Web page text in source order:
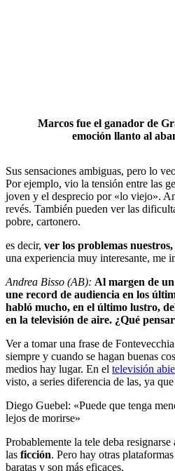
Marcos fue el ganador de
emoción llanto al
Sus sensaciones ambiguas, pero lo
Por ejemplo, vio la tensión entre las
joven y el desprecio por «lo viejo».
revés. También pueden ver las
pobre, cartonero.
es decir, ver los problemas
una experiencia muy interesante, me
Andrea Bisso (AB): Al margen de
une record de audiencia en los
habló mucho, en el último lustro,
en la televisión de aire. ¿Qué
Ver a tomar una frase de
siempre y cuando se hagan buenas
medios hay lugar. En el televisión
visto, a series diferencia de las, ya
Diego Guebel: «Puede que tenga
lejos de morirse»
Probablemente la tele deba
las ficción. Pero hay otras
baratas y son más eficaces.